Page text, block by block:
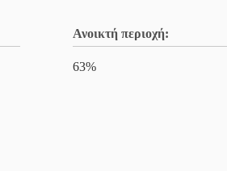
Ανοικτή περιοχή:
63%